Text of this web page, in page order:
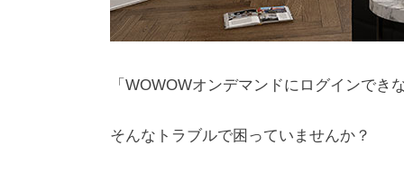
「WOWOWオンデマンドにログインでき
そんなトラブルで困っていませんか？